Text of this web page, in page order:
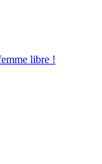
libre !